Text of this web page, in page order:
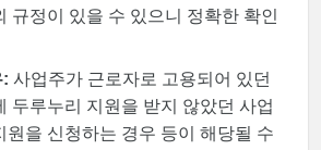
규정이 있을 수 있으니 정확한 확인
: 사업주가 근로자로 고용되어 있던
두루누리 지원을 받지 않았던 사업
원을 신청하는 경우 등이 해당될 수